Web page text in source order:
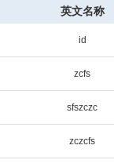
英文名称
id
zcfs
sfszczc
zczcfs